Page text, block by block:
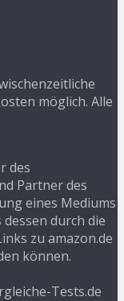
möglich. Alle
des
Partner des
eines Mediums
durch die
zu amazon.de
können.
Tests.de